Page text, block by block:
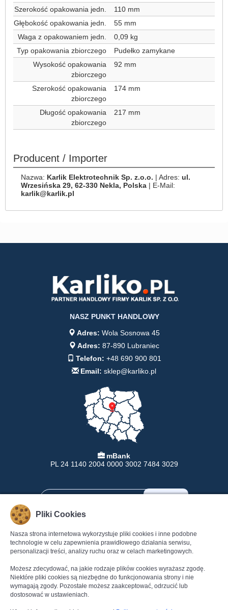
Szerokość opakowania jedn.
110 mm
Głębokość opakowania jedn.
55 mm
Waga z opakowaniem jedn.
0,09 kg
Typ opakowania zbiorczego
Pudełko zamykane
Wysokość opakowania
zbiorczego
92 mm
Szerokość opakowania
zbiorczego
174 mm
Długość opakowania
zbiorczego
217 mm
Producent / Importer
Nazwa: Karlik Elektrotechnik Sp. z.o.o. | Adres: ul.
Wrzesińska 29, 62-330 Nekla, Polska | E-Mail:
karlik@karlik.pl
NASZ PUNKT HANDLOWY
Adres: Wola Sosnowa 45
Adres: 87-890 Lubraniec
Telefon: +48 690 900 801
Email: sklep@karliko.pl
mBank
PL 24 1140 2004 0000 3002 7484 3029
INFORMACJE
Formy Płatności
Dostawa
Zwroty
Gwarancja
POMOC
Pomoc
Regulamin
Polityka Prywatności
Dane kontaktowe
Pliki Cookies
Nasza strona internetowa wykorzystuje pliki cookies i inne podobne
technologie w celu zapewnienia prawidłowego działania serwisu,
personalizacji treści, analizy ruchu oraz w celach marketingowych.
Możesz zdecydować, na jakie rodzaje plików cookies wyrażasz zgodę.
Niektóre pliki cookies są niezbędne do funkcjonowania strony i nie
wymagają zgody. Pozostałe możesz zaakceptować, odrzucić lub
dostosować w ustawieniach.